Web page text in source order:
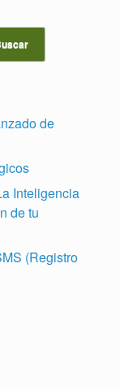
de
Inteligencia
de tu
(Registro